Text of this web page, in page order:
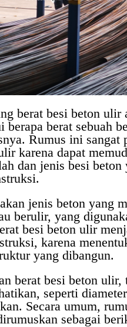
berat besi beton ulir
berapa berat sebuah
Rumus ini sangat
karena dapat
dan jenis besi
jenis beton yang
berulir, yang
besi beton ulir
karena
yang dibangun.
berat besi beton ulir,
seperti
Secara umum,
sebagai